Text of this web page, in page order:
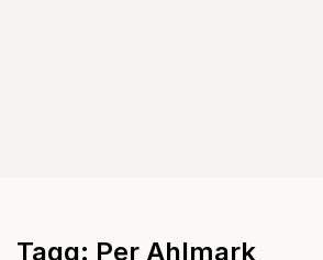
Tagg: Per Ahlmark